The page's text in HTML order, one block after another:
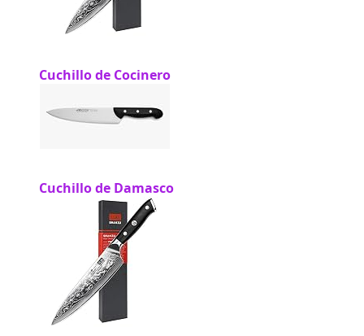
Cuchillo de Cocinero
Cuchillo de Damasco